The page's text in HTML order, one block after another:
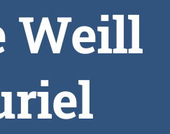
Weill